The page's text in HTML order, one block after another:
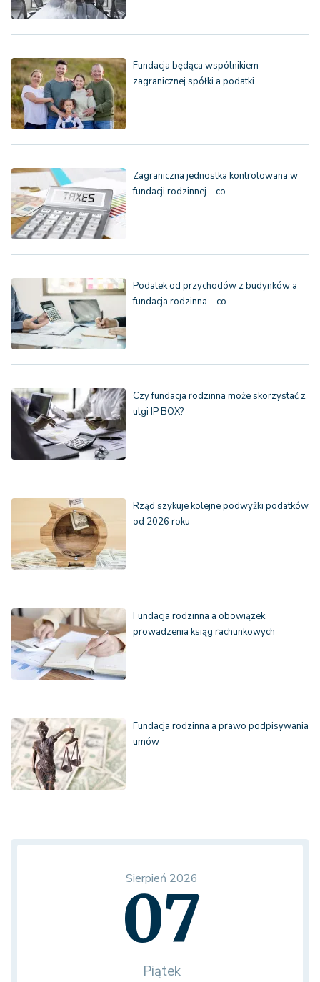
Fundacja będąca wspólnikiem
zagranicznej spółki a podatki…
Zagraniczna jednostka kontrolowana w
fundacji rodzinnej – co…
Podatek od przychodów z budynków a
fundacja rodzinna – co…
Czy fundacja rodzinna może skorzystać z
ulgi IP BOX?
Rząd szykuje kolejne podwyżki podatków
od 2026 roku
Fundacja rodzinna a obowiązek
prowadzenia ksiąg rachunkowych
Fundacja rodzinna a prawo podpisywania
umów
Sierpień 2026
07
Piątek